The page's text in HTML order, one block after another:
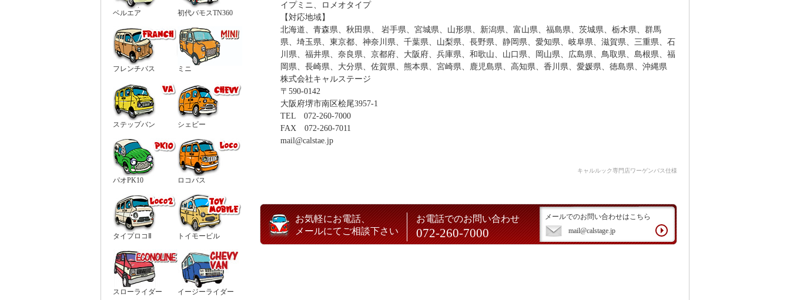
ベルエア 初代バモスTN360
フレンチバス ミニ
ステップバン シェビー
パオPK10 ロコバス
タイプロコⅡ トイモービル
スローライダー イージーライダー
イプミニ、ロメオタイプ
【対応地域】
北海道、青森県、秋田県、 岩手県、宮城県、山形県、新潟県、富山県、福島県、茨城県、栃木県、群馬
県、埼玉県、東京都、神奈川県、千葉県、山梨県、長野県、静岡県、愛知県、岐阜県、滋賀県、三重県、石
川県、福井県、奈良県、京都府、大阪府、兵庫県、和歌山、山口県、岡山県、広島県、鳥取県、島根県、福
岡県、長崎県、大分県、佐賀県、熊本県、宮崎県、鹿児島県、高知県、香川県、愛媛県、徳島県、沖縄県
株式会社キャルステージ
〒590-0142
大阪府堺市南区桧尾3957-1
TEL 072-260-7000
FAX 072-260-7011
mail@calstae.jp
キャルルック専門店ワーゲンバス仕様
お気軽にお電話、
メールにてご相談下さい
お電話でのお問い合わせ
072-260-7000
メールでのお問い合わせはこちら
mail@calstage.jp